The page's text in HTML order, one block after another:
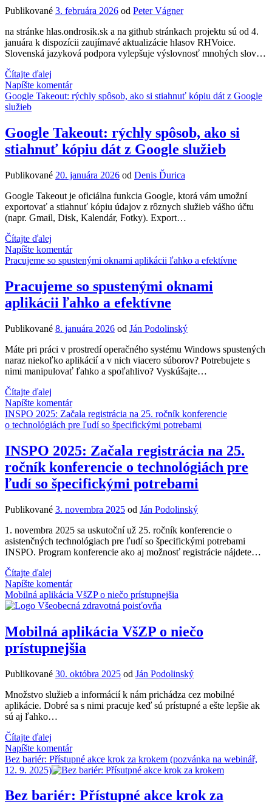
Publikované 3. februára 2026 od Peter Vágner
na stránke hlas.ondrosik.sk a na github stránkach projektu sú od 4.
januára k dispozícii zaujímavé aktualizácie hlasov RHVoice.
Slovenská jazyková podpora vylepšuje výslovnosť mnohých slov…
Čítajte ďalej
aktualizácie
hlasového
Napíšte komentár
Google Takeout: rýchly spôsob, ako si stiahnuť kópiu dát z Google
služieb
Google Takeout: rýchly spôsob, ako si
stiahnuť kópiu dát z Google služieb
Publikované 20. januára 2026 od Denis Ďurica
Google Takeout je oficiálna funkcia Google, ktorá vám umožní
exportovať a stiahnuť kópiu údajov z rôznych služieb vášho účtu
(napr. Gmail, Disk, Kalendár, Fotky). Export…
Čítajte ďalej
Takeout:
rýchly
si
stiahnuť
dát
Google
služieb
Napíšte komentár
Pracujeme so spustenými oknami aplikácii ľahko a efektívne
Pracujeme so spustenými oknami
aplikácii ľahko a efektívne
Publikované 8. januára 2026 od Ján Podolinský
Máte pri práci v prostredí operačného systému Windows spustených
naraz niekoľko aplikácií a v nich viacero súborov? Potrebujete s
nimi manipulovať ľahko a spoľahlivo? Vyskúšajte…
Čítajte ďalej
so
spustenými
oknami
ľahko
a
efektívne
Napíšte komentár
INSPO 2025: Začala registrácia na 25. ročník konferencie
o technológiách pre ľudí so špecifickými potrebami
INSPO 2025: Začala registrácia na 25.
ročník konferencie o technológiách pre
ľudí so špecifickými potrebami
Publikované 3. novembra 2025 od Ján Podolinský
1. novembra 2025 sa uskutoční už 25. ročník konferencie o
asistenčných technológiach pre ľudí so špecifickými potrebami
INSPO. Program konferencie ako aj možnosť registrácie nájdete…
Čítajte ďalej
2025:
Začala
registrácia
25.
ročník
konferencie
pre
ľudí
so
špecifickými
Napíšte komentár
Mobilná aplikácia VšZP o niečo prístupnejšia
Mobilná aplikácia VšZP o niečo
prístupnejšia
Publikované 30. októbra 2025 od Ján Podolinský
Množstvo služieb a informácií k nám prichádza cez mobilné
aplikácie. Dobré sa s nimi pracuje keď sú prístupné a ešte lepšie ak
sú aj ľahko…
Čítajte ďalej
aplikácia
VšZP
o
prístupnejšia
Napíšte komentár
Bez bariér: Přístupné akce krok za krokem (pozvánka na webinář,
12. 9. 2025)
Bez bariér: Přístupné akce krok za